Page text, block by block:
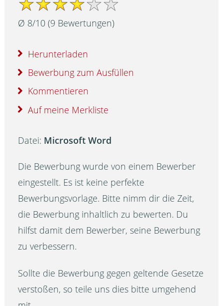
Ø 8/10 (9 Bewertungen)
Herunterladen
Bewerbung zum Ausfüllen
Kommentieren
Auf meine Merkliste
Datei: Microsoft Word
Die Bewerbung wurde von einem Bewerber
eingestellt. Es ist keine perfekte
Bewerbungsvorlage. Bitte nimm dir die Zeit,
die Bewerbung inhaltlich zu bewerten. Du
hilfst damit dem Bewerber, seine Bewerbung
zu verbessern.
Sollte die Bewerbung gegen geltende Gesetze
verstoßen, so teile uns dies bitte umgehend